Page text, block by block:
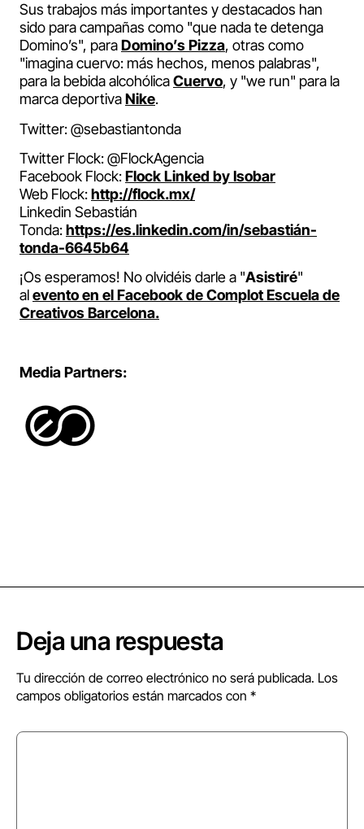
Sus trabajos más importantes y destacados han
sido para campañas como "que nada te detenga
Domino’s", paraDomino’s Pizza, otras como
"imagina cuervo: más hechos, menos palabras",
para la bebida alcohólicaCuervo, y "we run" para la
marca deportivaNike.
Twitter: @sebastiantonda
Twitter Flock: @FlockAgencia
Facebook Flock:Flock Linked by Isobar
Web Flock:http://flock.mx/
Linkedin Sebastián
Tonda:https://es.linkedin.com/in/sebastián-
tonda-6645b64
¡Os esperamos! No olvidéis darle a "Asistiré"
alevento en el Facebook de Complot Escuela de
Creativos Barcelona.
Media Partners:
Deja una respuesta
Tu dirección de correo electrónico no será publicada. Los
campos obligatorios están marcados con *